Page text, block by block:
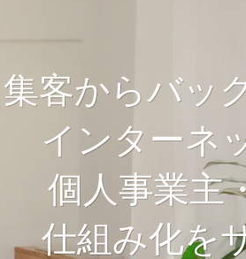
集客からバッ
インターネ
個人事業主
仕組み化を